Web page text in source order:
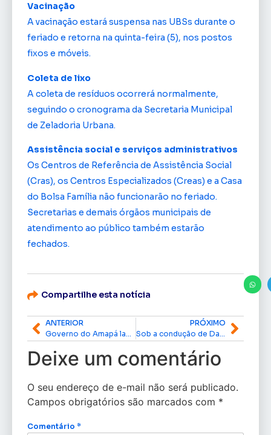
Vacinação
A vacinação estará suspensa nas UBSs durante o
feriado e retorna na quinta-feira (5), nos postos
fixos e móveis.
Coleta de lixo
A coleta de resíduos ocorrerá normalmente,
seguindo o cronograma da Secretaria Municipal
de Zeladoria Urbana.
Assistência social e serviços administrativos
Os Centros de Referência de Assistência Social
(Cras), os Centros Especializados (Creas) e a Casa
do Bolsa Família não funcionarão no feriado.
Secretarias e demais órgãos municipais de
atendimento ao público também estarão
fechados.
Compartilhe esta notícia
ANTERIOR
Governo do Amapá lança Refis do ICMS com descontos de até 80% e parcelamento em 60 vezes
PRÓXIMO
Sob a condução de Davi, Senado aprova MP que cria o Gás do Povo e garante botijão gratuito a famílias de baixa renda
Deixe um comentário
O seu endereço de e-mail não será publicado.
Campos obrigatórios são marcados com *
Comentário *